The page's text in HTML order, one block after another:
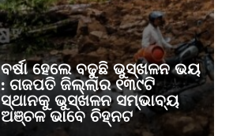
ବର୍ଷା ହେଲେ ବଢୁଛି ଭୁସ୍ଖଳନ ଭୟ
: ଗଜପତି ଜିଲ୍ଲାର ୧୩୯ଟି
ସ୍ଥାନକୁ ଭୁସ୍ଖଳନ ସମ୍ଭାବ୍ୟ
ଅଞ୍ଚଳ ଭାବେ ଚିହ୍ନଟ